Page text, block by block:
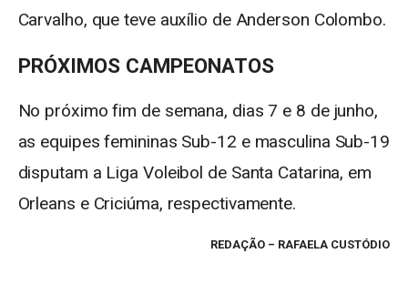
Carvalho, que teve auxílio de Anderson Colombo.
PRÓXIMOS CAMPEONATOS
No próximo fim de semana, dias 7 e 8 de junho,
as equipes femininas Sub-12 e masculina Sub-19
disputam a Liga Voleibol de Santa Catarina, em
Orleans e Criciúma, respectivamente.
REDAÇÃO – RAFAELA CUSTÓDIO